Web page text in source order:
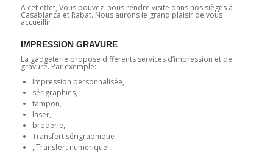
A cet effet, Vous pouvez nous rendre visite dans nos sièges à
Casablanca et Rabat. Nous aurons le grand plaisir de vous
accueillir.
IMPRESSION GRAVURE
La gadgeterie propose différents services d’impression et de
gravure. Par exemple:
Impression personnalisée,
sérigraphies,
tampon,
laser,
broderie,
Transfert sérigraphique
, Transfert numérique…